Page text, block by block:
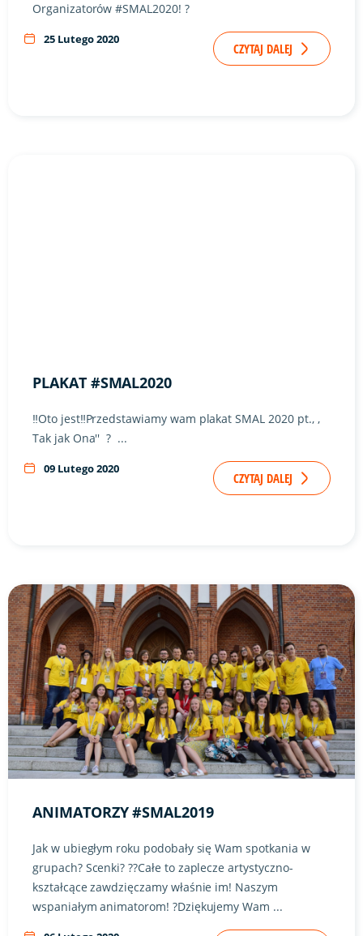
Organizatorów #SMAL2020! ?
25 Lutego 2020
CZYTAJ DALEJ
PLAKAT #SMAL2020
‼️Oto jest‼️Przedstawiamy wam plakat SMAL 2020 pt., ,
Tak jak Ona'' ? ...
09 Lutego 2020
CZYTAJ DALEJ
Link do artykułu "Animatorzy #SMAL2019" ze zdjęciem w
ANIMATORZY #SMAL2019
Jak w ubiegłym roku podobały się Wam spotkania w
grupach? Scenki? ??Całe to zaplecze artystyczno-
kształcące zawdzięczamy właśnie im! Naszym
wspaniałym animatorom! ?Dziękujemy Wam ...